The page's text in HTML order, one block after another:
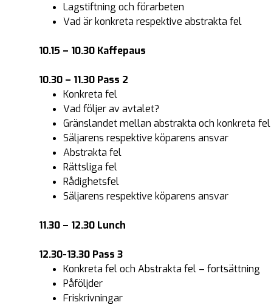
Lagstiftning och förarbeten
Vad är konkreta respektive abstrakta fel
10.15 – 10.30 Kaffepaus
10.30 – 11.30 Pass 2
Konkreta fel
Vad följer av avtalet?
Gränslandet mellan abstrakta och konkreta fel
Säljarens respektive köparens ansvar
Abstrakta fel
Rättsliga fel
Rådighetsfel
Säljarens respektive köparens ansvar
11.30 – 12.30 Lunch
12.30-13.30 Pass 3
Konkreta fel och Abstrakta fel – fortsättning
Påföljder
Friskrivningar